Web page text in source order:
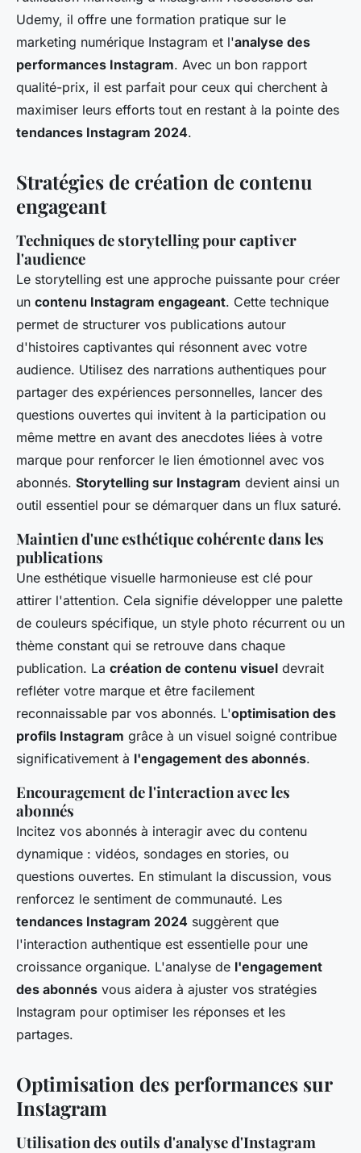
Udemy, il offre une formation pratique sur le
marketing numérique Instagram et l'analyse des
performances Instagram. Avec un bon rapport
qualité-prix, il est parfait pour ceux qui cherchent à
maximiser leurs efforts tout en restant à la pointe des
tendances Instagram 2024.
Stratégies de création de contenu
engageant
Techniques de storytelling pour captiver
l'audience
Le storytelling est une approche puissante pour créer
un contenu Instagram engageant. Cette technique
permet de structurer vos publications autour
d'histoires captivantes qui résonnent avec votre
audience. Utilisez des narrations authentiques pour
partager des expériences personnelles, lancer des
questions ouvertes qui invitent à la participation ou
même mettre en avant des anecdotes liées à votre
marque pour renforcer le lien émotionnel avec vos
abonnés. Storytelling sur Instagram devient ainsi un
outil essentiel pour se démarquer dans un flux saturé.
Maintien d'une esthétique cohérente dans les
publications
Une esthétique visuelle harmonieuse est clé pour
attirer l'attention. Cela signifie développer une palette
de couleurs spécifique, un style photo récurrent ou un
thème constant qui se retrouve dans chaque
publication. La création de contenu visuel devrait
refléter votre marque et être facilement
reconnaissable par vos abonnés. L'optimisation des
profils Instagram grâce à un visuel soigné contribue
significativement à l'engagement des abonnés.
Encouragement de l'interaction avec les
abonnés
Incitez vos abonnés à interagir avec du contenu
dynamique : vidéos, sondages en stories, ou
questions ouvertes. En stimulant la discussion, vous
renforcez le sentiment de communauté. Les
tendances Instagram 2024 suggèrent que
l'interaction authentique est essentielle pour une
croissance organique. L'analyse de l'engagement
des abonnés vous aidera à ajuster vos stratégies
Instagram pour optimiser les réponses et les
partages.
Optimisation des performances sur
Instagram
Utilisation des outils d'analyse d'Instagram